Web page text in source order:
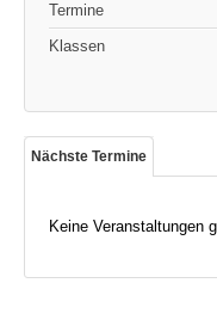
Termine
Klassen
Nächste Termine
Keine Veranstaltungen